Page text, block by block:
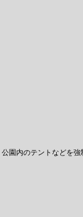
園内のテントなどを